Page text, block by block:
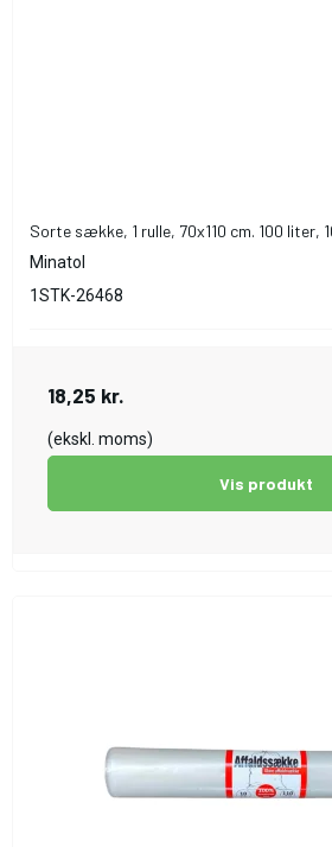
Sorte sække, 1 rulle, 70x110 cm. 100 liter,
Minatol
1STK-26468
18,25 kr.
(ekskl. moms)
Vis produkt